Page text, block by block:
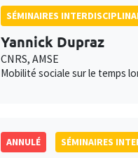
SÉMINAIRES
Yannick Dupraz
CNRS, AMSE
Mobilité sociale sur le temps
ANNULÉ SÉMINAIRES